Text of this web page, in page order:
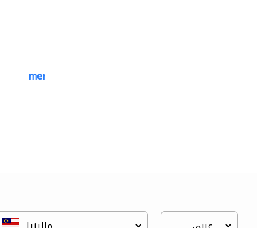
mermaid digital printing..